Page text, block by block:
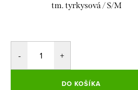
tm. tyrkysová / S/M
DO KOŠÍKA